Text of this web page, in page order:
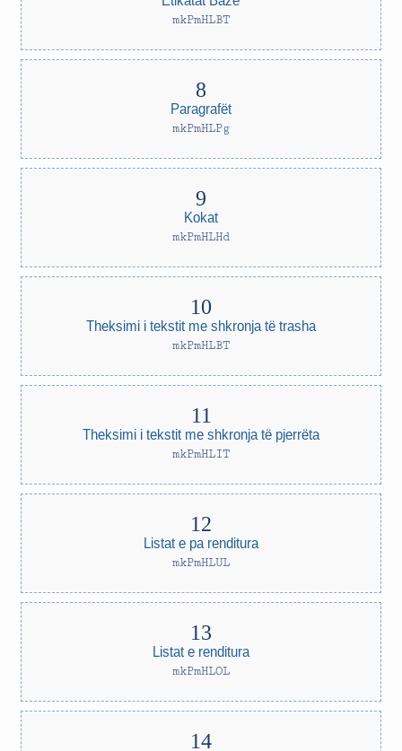
mkPmHLBT
Paragrafët
mkPmHLPg
Kokat
mkPmHLHd
Theksimi i tekstit me shkronja të trasha
mkPmHLBT
Theksimi i tekstit me shkronja të pjerrëta
mkPmHLIT
Listat e pa renditura
mkPmHLUL
Listat e renditura
mkPmHLOL